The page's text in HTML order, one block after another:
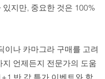
지만, 중요한 것은 100%
이나 카마그라 구매를 고려
언제든지 전문가의 도움
반 값 특가 이벤트와 함